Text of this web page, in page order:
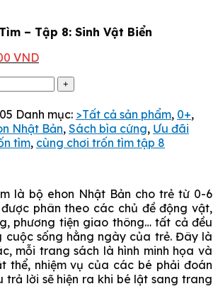
– Tập 8: Sinh Vật Biển
VND.
VNDGiá
89.000 VND.
Danh mục: >Tất cả sản phẩm, 0+,
Nhật Bản, Sách bìa cứng, Ưu đãi
tìm, cùng chơi trốn tìm tập 8
là bộ ehon Nhật Bản cho trẻ từ 0-6
phân theo các chủ đề động vật,
phương tiện giao thông… tất cả đều
cuộc sống hằng ngày của trẻ. Đây là
mỗi trang sách là hình minh họa và
thể, nhiệm vụ của các bé phải đoán
trả lời sẽ hiện ra khi bé lật sang trang